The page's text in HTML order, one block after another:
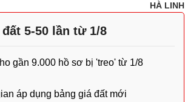
HÀ LINH
5-50 lần từ 1/8
gần 9.000 hồ sơ bị 'treo' từ 1/8
áp dụng bảng giá đất mới